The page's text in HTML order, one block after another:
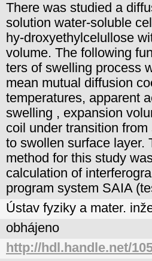
There was studied a
solution water-soluble
hy-droxyethylcelullose
volume. The following
ters of swelling process
mean mutual diffusion
temperatures, apparent
swelling , expansion
coil under transition
to swollen surface layer.
method for this study
calculation of
program system SAIA
Ústav fyziky a mater.
obhájeno
http://hdl.handle.net/